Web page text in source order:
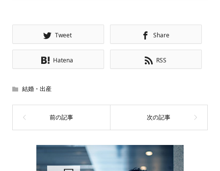
Tweet Share
Hatena RSS
結婚・出産